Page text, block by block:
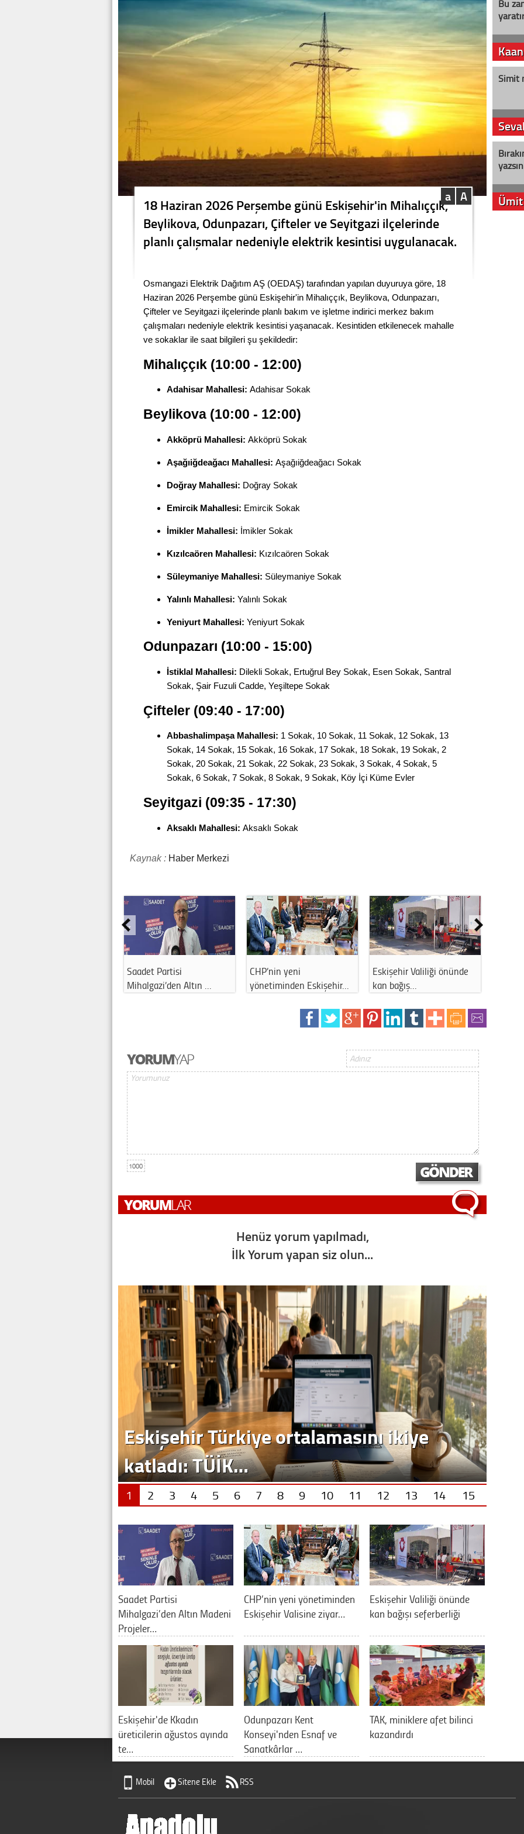
A
a
18 Haziran 2026 Perşembe günü Eskişehir'in Mihalıççık,
Beylikova, Odunpazarı, Çifteler ve Seyitgazi ilçelerinde
planlı çalışmalar nedeniyle elektrik kesintisi uygulanacak.
Osmangazi Elektrik Dağıtım AŞ (OEDAŞ) tarafından yapılan duyuruya göre, 18
Haziran 2026 Perşembe günü Eskişehir'in Mihalıççık, Beylikova, Odunpazarı,
Çifteler ve Seyitgazi ilçelerinde planlı bakım ve işletme indirici merkez bakım
çalışmaları nedeniyle elektrik kesintisi yaşanacak. Kesintiden etkilenecek mahalle
ve sokaklar ile saat bilgileri şu şekildedir:
Mihalıççık (10:00 - 12:00)
Adahisar Mahallesi: Adahisar Sokak
Beylikova (10:00 - 12:00)
Akköprü Mahallesi: Akköprü Sokak
Aşağıiğdeağacı Mahallesi: Aşağıiğdeağacı Sokak
Doğray Mahallesi: Doğray Sokak
Emircik Mahallesi: Emircik Sokak
İmikler Mahallesi: İmikler Sokak
Kızılcaören Mahallesi: Kızılcaören Sokak
Süleymaniye Mahallesi: Süleymaniye Sokak
Yalınlı Mahallesi: Yalınlı Sokak
Yeniyurt Mahallesi: Yeniyurt Sokak
Odunpazarı (10:00 - 15:00)
İstiklal Mahallesi: Dilekli Sokak, Ertuğrul Bey Sokak, Esen Sokak, Santral
Sokak, Şair Fuzuli Cadde, Yeşiltepe Sokak
Çifteler (09:40 - 17:00)
Abbashalimpaşa Mahallesi: 1 Sokak, 10 Sokak, 11 Sokak, 12 Sokak, 13
Sokak, 14 Sokak, 15 Sokak, 16 Sokak, 17 Sokak, 18 Sokak, 19 Sokak, 2
Sokak, 20 Sokak, 21 Sokak, 22 Sokak, 23 Sokak, 3 Sokak, 4 Sokak, 5
Sokak, 6 Sokak, 7 Sokak, 8 Sokak, 9 Sokak, Köy İçi Küme Evler
Seyitgazi (09:35 - 17:30)
Aksaklı Mahallesi: Aksaklı Sokak
Kaynak : Haber Merkezi
Saadet Partisi
Mihalgazi’den Altın …
CHP’nin yeni
yönetiminden Eskişehir…
Eskişehir Valiliği önünde
kan bağış…
1000
Henüz yorum yapılmadı,
İlk Yorum yapan siz olun...
Eskişehir Türkiye ortalamasını ikiye
katladı: TÜİK…
1 2 3 4 5 6 7 8 9 10 11 12 13 14 15
Saadet Partisi
Mihalgazi’den Altın Madeni
Projeler…
CHP’nin yeni yönetiminden
Eskişehir Valisine ziyar…
Eskişehir Valiliği önünde
kan bağışı seferberliği
Eskişehir'de Kkadın
üreticilerin ağustos ayında
te…
Odunpazarı Kent
Konseyi'nden Esnaf ve
Sanatkârlar …
TAK, miniklere afet bilinci
kazandırdı
Bu
Simit
yazsın
Mobil Sitene Ekle RSS